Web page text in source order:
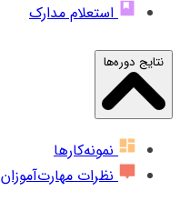
استعلام مدارک
نتایج دوره‌ها
نمونه‌کارها
نظرات مهارت‌آموزان